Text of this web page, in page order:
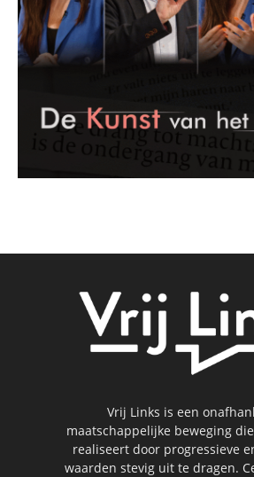
Vrij Links is een
maatschappelijke beweging
realiseert door progressieve
waarden stevig uit te dragen.